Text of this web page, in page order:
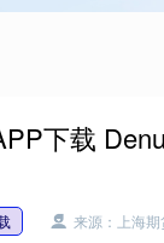
下载
来源：上海